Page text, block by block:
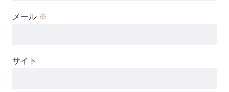
メール ※
サイト